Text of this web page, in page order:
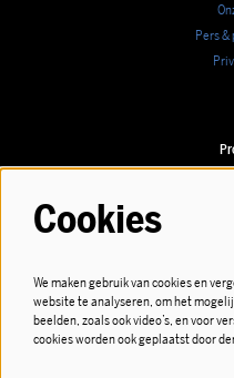
Pers
Cookies
We maken gebruik van cookies en
website te analyseren, om het
beelden, zoals ook video’s, en voor
cookies worden ook geplaatst door